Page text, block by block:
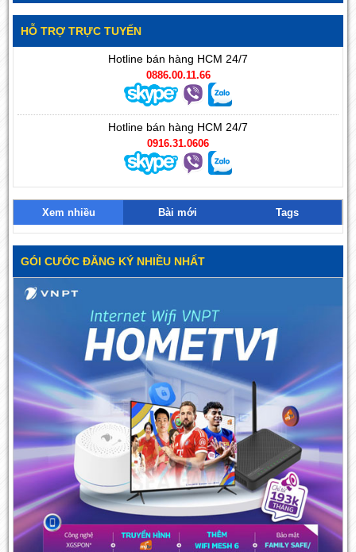
HỖ TRỢ TRỰC TUYẾN
Hotline bán hàng HCM 24/7
0886.00.11.66
Hotline bán hàng HCM 24/7
0916.31.0606
Xem nhiều Bài mới Tags
GÓI CƯỚC ĐĂNG KÝ NHIỀU NHẤT